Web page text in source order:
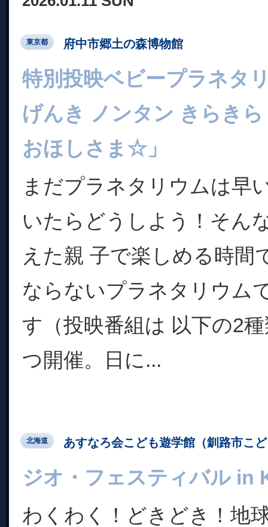
東京都 府中市郷土の森博物館
特別投映ベビープラネタ
げんき ノンタン きらき
おほしさま☆」
まだプラネタリウムは早
いたらどうしよう！そん
えた親 子で楽しめる時間
ならないプラネタリウム
す（投映番組は 以下の2
つ開催。日に...
北海道 あすなろ会こども遊学館（釧路市こ
ジオ・フェスティバル in
わくわく！どきどき！地